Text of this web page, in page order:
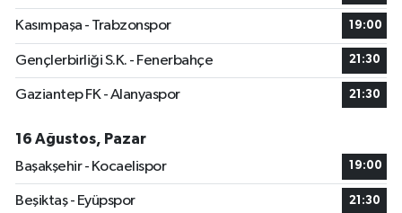
Kasımpaşa - Trabzonspor 19:00
Gençlerbirliği S.K. - Fenerbahçe 21:30
Gaziantep FK - Alanyaspor 21:30
16 Ağustos, Pazar
Başakşehir - Kocaelispor
19:00
Beşiktaş - Eyüpspor 21:30